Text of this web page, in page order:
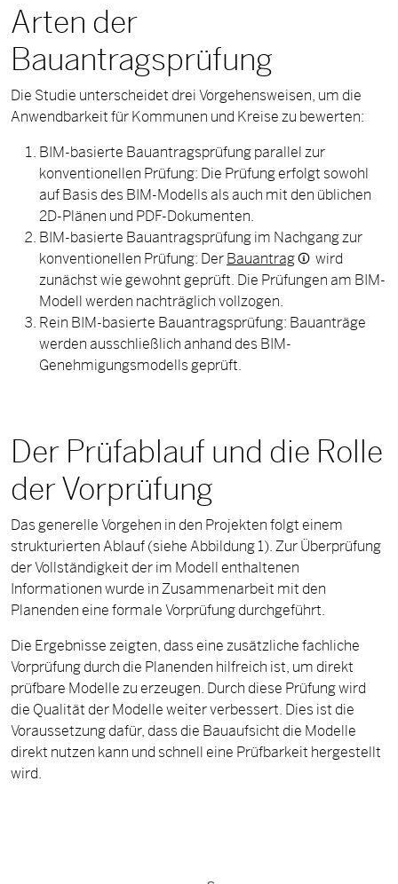
Arten der
Bauantragsprüfung
Die Studie unterscheidet drei Vorgehensweisen, um die
Anwendbarkeit für Kommunen und Kreise zu bewerten:
BIM-basierte Bauantragsprüfung parallel zur
konventionellen Prüfung: Die Prüfung erfolgt sowohl
auf Basis des BIM-Modells als auch mit den üblichen
2D-Plänen und PDF-Dokumenten.
BIM-basierte Bauantragsprüfung im Nachgang zur
konventionellen Prüfung: DerBauantrag
wird
zunächst wie gewohnt geprüft. Die Prüfungen am BIM-
Modell werden nachträglich vollzogen.
Rein BIM-basierte Bauantragsprüfung: Bauanträge
werden ausschließlich anhand des BIM-
Genehmigungsmodells geprüft.
Der Prüfablauf und die Rolle
der Vorprüfung
Das generelle Vorgehen in den Projekten folgt einem
strukturierten Ablauf (siehe Abbildung 1). Zur Überprüfung
der Vollständigkeit der im Modell enthaltenen
Informationen wurde in Zusammenarbeit mit den
Planenden eine formale Vorprüfung durchgeführt.
Die Ergebnisse zeigten, dass eine zusätzliche fachliche
Vorprüfung durch die Planenden hilfreich ist, um direkt
prüfbare Modelle zu erzeugen. Durch diese Prüfung wird
die Qualität der Modelle weiter verbessert. Dies ist die
Voraussetzung dafür, dass die Bauaufsicht die Modelle
direkt nutzen kann und schnell eine Prüfbarkeit hergestellt
wird.